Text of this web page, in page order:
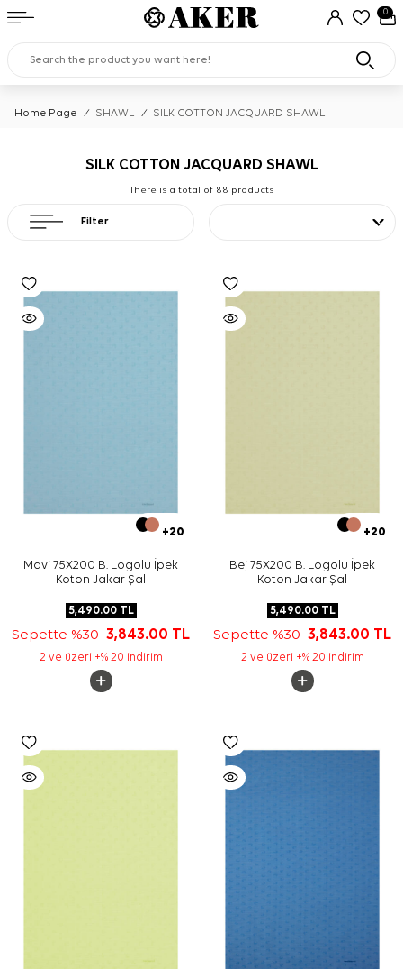
0
Home Page / SHAWL / SILK COTTON JACQUARD SHAWL
Filter
SILK COTTON JACQUARD SHAWL
There is a total of 88 products
+20
Mavi 75X200 B. Logolu İpek
Koton Jakar Şal
5,490.00TL
Sepette %30 3,843.00 TL
2 ve üzeri +% 20 indirim
+20
Bej 75X200 B. Logolu İpek
Koton Jakar Şal
5,490.00TL
Sepette %30 3,843.00 TL
2 ve üzeri +% 20 indirim